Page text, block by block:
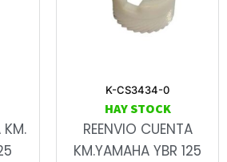
KM.
K-CS3434-0
HAY STOCK
REENVIO CUENTA
KM.YAMAHA YBR 125